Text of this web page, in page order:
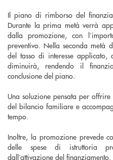
Il piano di rimborso del
Durante la prima metà verrà
dalla promozione, con
preventivo. Nella seconda
del tasso di interesse applicato,
diminuirà, rendendo il
conclusione del piano.
Una soluzione pensata per
del bilancio familiare e
tempo.
Inoltre, la promozione prevede
delle spese di istruttoria
dall’attivazione del finanziamento.